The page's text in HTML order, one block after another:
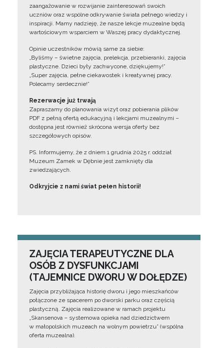
zaangażowanie w rozwijanie zainteresowań swoich
uczniów oraz wspólne odkrywanie świata pełnego wiedzy i
inspiracji. Mamy nadzieję, że nasze lekcje muzealne będą
wartościowym wsparciem w Waszej pracy dydaktycznej.
Opinie uczestników mówią same za siebie:
„Byliśmy – świetne zajęcia, prelekcja, przebieranki, zajęcia
plastyczne. Dzieci były zachwycone, dziękujemy!”
„Super zajęcia, pełne ciekawostek i kreatywnej pracy.
Polecamy serdecznie!”
Rezerwacje już trwają
Zapraszamy do planowania wizyt oraz pobierania plików
PDF z pełną ofertą edukacyjną i lekcjami muzealnymi –
dostępna jest również skrócona wersja oferty bez
szczegółowych opisów.
PS. Informujemy, że z dniem 1 grudnia 2025 r. oddział
Muzeum Zamek w Dębnie jest zamknięty dla
zwiedzających.
Odkryjcie z nami świat pełen historii!
ZAJĘCIA TERAPEUTYCZNE DLA
OSÓB Z DYSFUNKCJAMI
(TAJEMNICE DWORU W DOŁĘDZE)
Zajęcia przybliżająca historię dworu i jego mieszkańców
połączone ze spacerem po dworski parku oraz częścią
plastyczną. Zajęcia realizowane w ramach projektu
„Skansenova – systemowa opieka nad dziedzictwem
w małopolskich muzeach na wolnym powietrzu” (wspólna
oferta muzealna).